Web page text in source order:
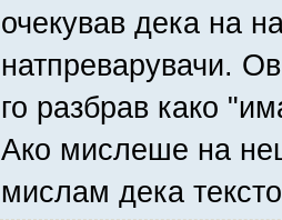
очекував дека на
натпреварувачи.
го разбрав како
Ако мислеше на
мислам дека